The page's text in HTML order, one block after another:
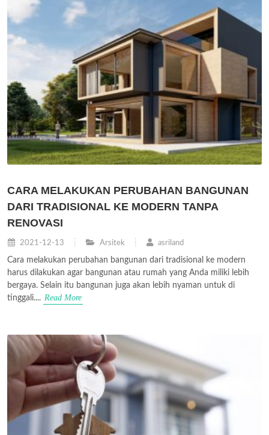
CARA MELAKUKAN PERUBAHAN BANGUNAN
DARI TRADISIONAL KE MODERN TANPA
RENOVASI
2021-12-13 Arsitek asriland
Cara melakukan perubahan bangunan dari tradisional ke modern
harus dilakukan agar bangunan atau rumah yang Anda miliki lebih
bergaya. Selain itu bangunan juga akan lebih nyaman untuk di
tinggali.... Read More